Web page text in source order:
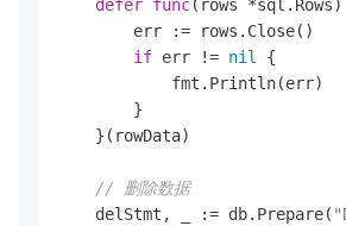
defer func(rows *sql.Rows)
        err := rows.Close()
if err != nil {
            fmt.Println(err)
        }
    }(rowData)
// 删除数据
    delStmt, _ := db.Prepare(